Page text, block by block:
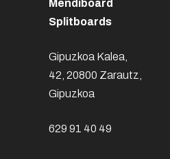
Mendiboard
Splitboards
Gipuzkoa Kalea,
42, 20800 Zarautz,
Gipuzkoa
629 91 40 49